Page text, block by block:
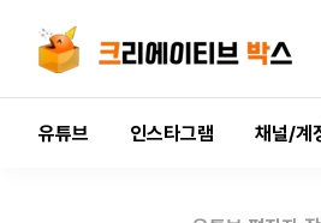
유튜브 인스타그램 채널/계